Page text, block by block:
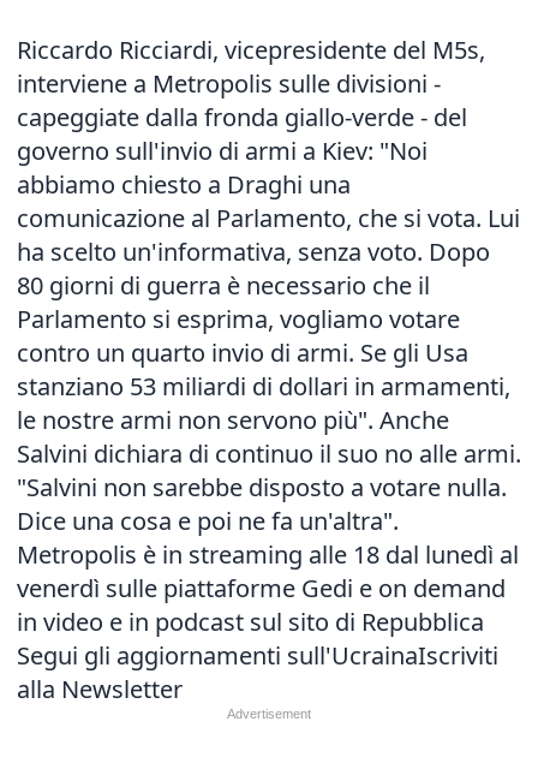
Riccardo Ricciardi, vicepresidente del M5s,
interviene a Metropolis sulle divisioni -
capeggiate dalla fronda giallo-verde - del
governo sull'invio di armi a Kiev: "Noi
abbiamo chiesto a Draghi una
comunicazione al Parlamento, che si vota. Lui
ha scelto un'informativa, senza voto. Dopo
80 giorni di guerra è necessario che il
Parlamento si esprima, vogliamo votare
contro un quarto invio di armi. Se gli Usa
stanziano 53 miliardi di dollari in armamenti,
le nostre armi non servono più". Anche
Salvini dichiara di continuo il suo no alle armi.
"Salvini non sarebbe disposto a votare nulla.
Dice una cosa e poi ne fa un'altra".
Metropolis è in streaming alle 18 dal lunedì al
venerdì sulle piattaforme Gedi e on demand
in video e in podcast sul sito di Repubblica
Segui gli aggiornamenti sull'UcrainaIscriviti
alla Newsletter